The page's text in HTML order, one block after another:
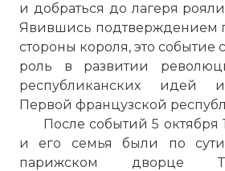
и добраться до лагеря
Явившись подтверждением
стороны короля, это событие
роль в развитии
республиканских идей
Первой французской
После событий 5 октября
и его семья были по
парижском дворце